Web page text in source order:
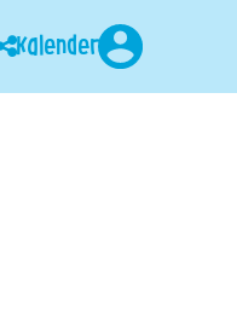
KalenderLogin